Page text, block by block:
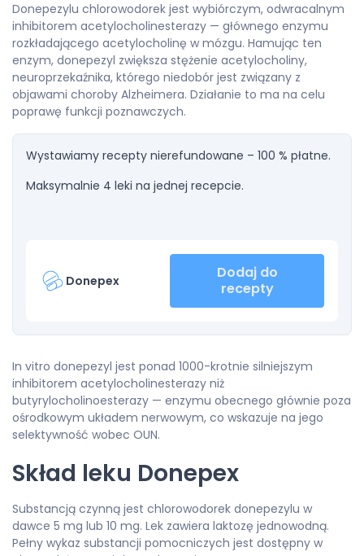
Donepezylu chlorowodorek jest wybiórczym, odwracalnym
inhibitorem acetylocholinesterazy — głównego enzymu
rozkładającego acetylocholinę w mózgu. Hamując ten
enzym, donepezyl zwiększa stężenie acetylocholiny,
neuroprzekaźnika, którego niedobór jest związany z
objawami choroby Alzheimera. Działanie to ma na celu
poprawę funkcji poznawczych.
Wystawiamy recepty nierefundowane – 100 % płatne.
Maksymalnie 4 leki na jednej recepcie.
Donepex
Dodaj do
recepty
In vitro donepezyl jest ponad 1000-krotnie silniejszym
inhibitorem acetylocholinesterazy niż
butyrylocholinoesterazy — enzymu obecnego głównie poza
ośrodkowym układem nerwowym, co wskazuje na jego
selektywność wobec OUN.
Skład leku Donepex
Substancją czynną jest chlorowodorek donepezylu w
dawce 5 mg lub 10 mg. Lek zawiera laktozę jednowodną.
Pełny wykaz substancji pomocniczych jest dostępny w